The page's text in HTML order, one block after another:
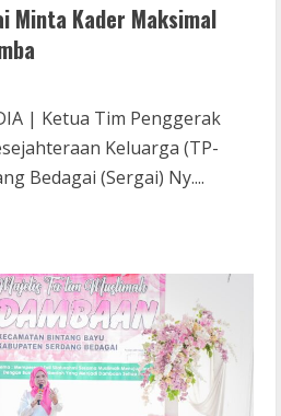
Minta Kader Maksimal
| Ketua Tim Penggerak
Keluarga (TP-
Bedagai (Sergai) Ny....